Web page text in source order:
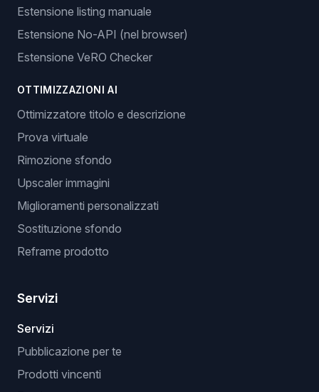
Estensione listing manuale
Estensione No-API (nel browser)
Estensione VeRO Checker
OTTIMIZZAZIONI AI
Ottimizzatore titolo e descrizione
Prova virtuale
Rimozione sfondo
Upscaler immagini
Miglioramenti personalizzati
Sostituzione sfondo
Reframe prodotto
Servizi
Servizi
Pubblicazione per te
Prodotti vincenti